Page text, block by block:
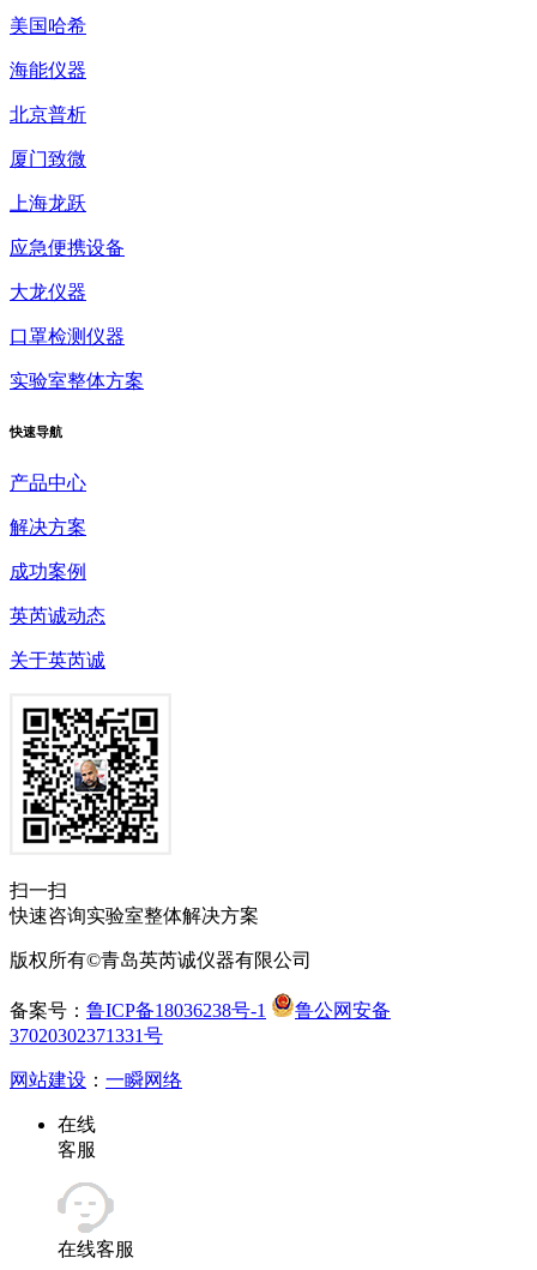
美国哈希
海能仪器
北京普析
厦门致微
上海龙跃
应急便携设备
大龙仪器
口罩检测仪器
实验室整体方案
快速导航
产品中心
解决方案
成功案例
英芮诚动态
关于英芮诚
扫一扫
快速咨询实验室整体解决方案
版权所有©青岛英芮诚仪器有限公司
备案号： 鲁ICP备18036238号-1
鲁公网安备
37020302371331号
网站建设 ： 一瞬网络
在线
客服
在线客服